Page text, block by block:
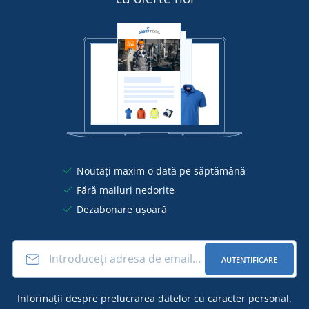
Noutăți maxim o dată pe săptămână
Fără mailuri nedorite
Dezabonare ușoară
AUTENTIFICARE
Informații despre prelucrarea datelor cu caracter personal.